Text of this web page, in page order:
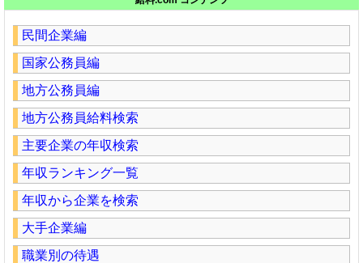
民間企業編
国家公務員編
地方公務員編
地方公務員給料検索
主要企業の年収検索
年収ランキング一覧
年収から企業を検索
大手企業編
職業別の待遇